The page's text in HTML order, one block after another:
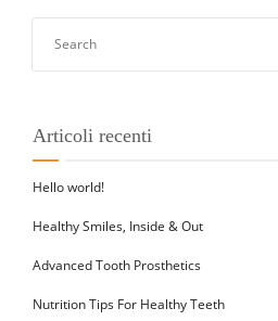
Articoli recenti
Hello world!
Healthy Smiles, Inside & Out
Advanced Tooth Prosthetics
Nutrition Tips For Healthy Teeth